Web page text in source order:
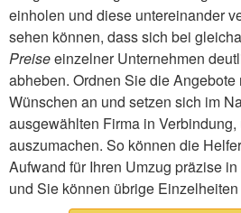
einholen und diese untereinander
sehen können, dass sich bei
Preiseeinzelner Unternehmen
abheben. Ordnen Sie die
Wünschen an und setzen sich im
ausgewählten Firma in Verbindung,
auszumachen. So können die
Aufwand für Ihren Umzug präzise
und Sie können übrige